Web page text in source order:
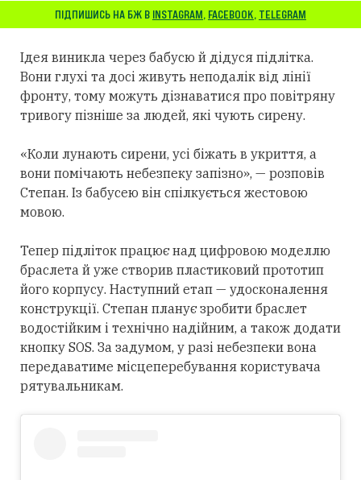
ПІДПИШИСЬ НА БЖ В INSTAGRAM, FACEBOOK, TELEGRAM
Ідея виникла через бабусю й дідуся підлітка.
Вони глухі та досі живуть неподалік від лінії
фронту, тому можуть дізнаватися про повітряну
тривогу пізніше за людей, які чують сирену.
«Коли лунають сирени, усі біжать в укриття, а
вони помічають небезпеку запізно», — розповів
Степан. Із бабусею він спілкується жестовою
мовою.
Тепер підліток працює над цифровою моделлю
браслета й уже створив пластиковий прототип
його корпусу. Наступний етап — удосконалення
конструкції. Степан планує зробити браслет
водостійким і технічно надійним, а також додати
кнопку SOS. За задумом, у разі небезпеки вона
передаватиме місцеперебування користувача
рятувальникам.